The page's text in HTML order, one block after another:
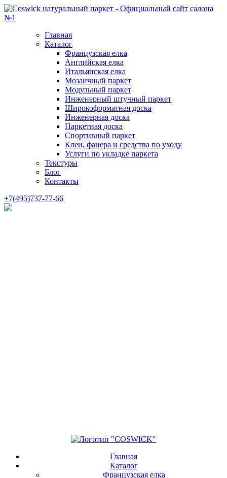
Главная
Каталог
Французская елка
Английская елка
Итальянская елка
Мозаичный паркет
Модульный паркет
Инженерный штучный паркет
Широкоформатная доска
Инженерная доска
Паркетная доска
Спортивный паркет
Клеи, фанера и средства по уходу
Услуги по укладке паркета
Текстуры
Блог
Контакты
+7(495)737-77-66
Главная
Каталог
Французская елка